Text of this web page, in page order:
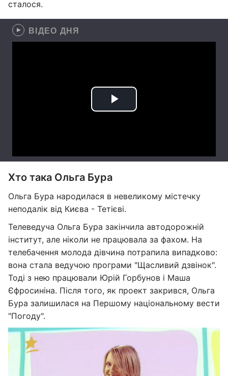
сталося.
ВІДЕО ДНЯ
Хто така Ольга Бура
Ольга Бура народилася в невеликому містечку
неподалік від Києва - Тетієві.
Телеведуча Ольга Бура закінчила автодорожній
інститут, але ніколи не працювала за фахом. На
телебачення молода дівчина потрапила випадково:
вона стала ведучою програми "Щасливий дзвінок".
Тоді з нею працювали Юрій Горбунов і Маша
Єфросиніна. Після того, як проект закрився, Ольга
Бура залишилася на Першому національному вести
"Погоду".